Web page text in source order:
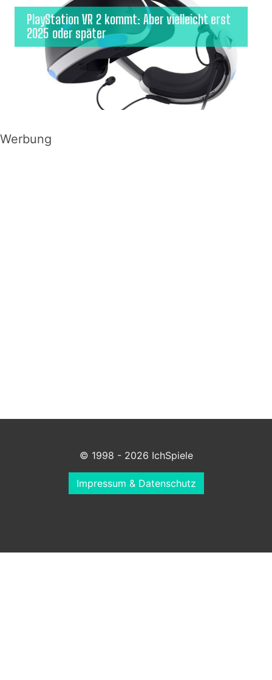
PlayStation VR 2 kommt: Aber vielleicht erst
2025 oder später
Werbung
© 1998 - 2026 IchSpiele
Impressum & Datenschutz